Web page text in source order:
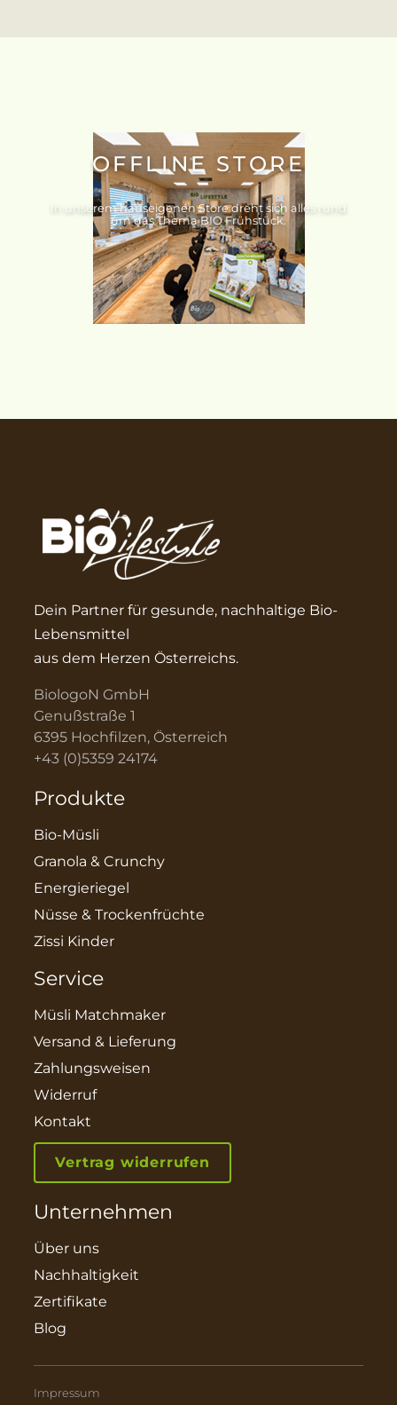
OFFLINE STORE
In unserem hauseigenen Store dreht sich alles rund
um das Thema BIO Frühstück.
Dein Partner für gesunde, nachhaltige Bio-
Lebensmittel
aus dem Herzen Österreichs.
BiologoN GmbH
Genußstraße 1
6395 Hochfilzen, Österreich
+43 (0)5359 24174
Produkte
Bio-Müsli
Granola & Crunchy
Energieriegel
Nüsse & Trockenfrüchte
Zissi Kinder
Service
Müsli Matchmaker
Versand & Lieferung
Zahlungsweisen
Widerruf
Kontakt
Vertrag widerrufen
Unternehmen
Über uns
Nachhaltigkeit
Zertifikate
Blog
Impressum